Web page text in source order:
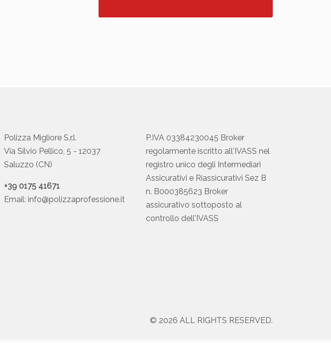
Polizza Migliore S.r.l.
Via Silvio Pellico, 5 - 12037
Saluzzo (CN)
+39 0175 41671
Email: info@polizzaprofessione.it
P.IVA 03384230045 Broker
regolarmente iscritto all'IVASS nel
registro unico degli Intermediari
Assicurativi e Riassicurativi Sez B
n. B000385623 Broker
assicurativo sottoposto al
controllo dell'IVASS
© 2026 ALL RIGHTS RESERVED.